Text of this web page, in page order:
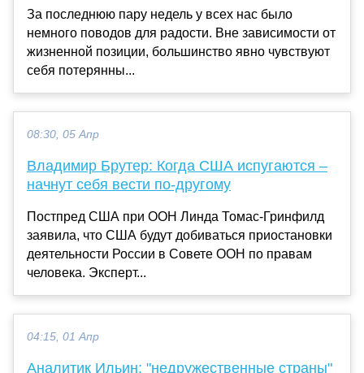
За последнюю пару недель у всех нас было
немного поводов для радости. Вне зависимости от
жизненной позиции, большинство явно чувствуют
себя потерянны...
08:30, 05 Апр
Владимир Брутер: Когда США испугаются –
начнут себя вести по-другому
Постпред США при ООН Линда Томас-Гринфилд
заявила, что США будут добиваться приостановки
деятельности России в Совете ООН по правам
человека. Эксперт...
04:15, 01 Апр
Аналитик Ильин: "недружественные страны"